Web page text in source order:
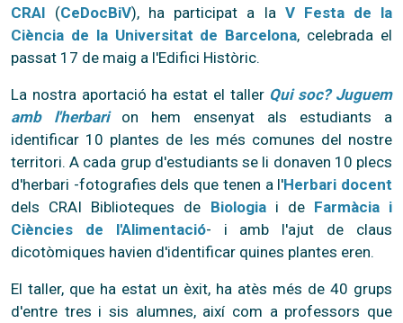
CRAI (CeDocBiV), ha participat a la V Festa de la
Ciència de la Universitat de Barcelona, celebrada el
passat 17 de maig a l'Edifici Històric.
La nostra aportació ha estat el taller Qui soc? Juguem
amb l'herbarion hem ensenyat als estudiants a
identificar 10 plantes de les més comunes del nostre
territori. A cada grup d'estudiants se li donaven 10 plecs
d'herbari -fotografies dels que tenen a l'Herbari docent
dels CRAI Biblioteques de Biologiai de Farmàcia i
Ciències de l'Alimentació- i amb l'ajut de claus
dicotòmiques havien d'identificar quines plantes eren.
El taller, que ha estat un èxit, ha atès més de 40 grups
d'entre tres i sis alumnes, així com a professors que